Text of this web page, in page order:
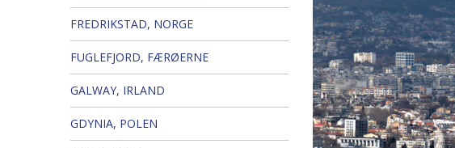
FREDRIKSTAD, NORGE
FUGLEFJORD, FÆRØERNE
GALWAY, IRLAND
GDYNIA, POLEN